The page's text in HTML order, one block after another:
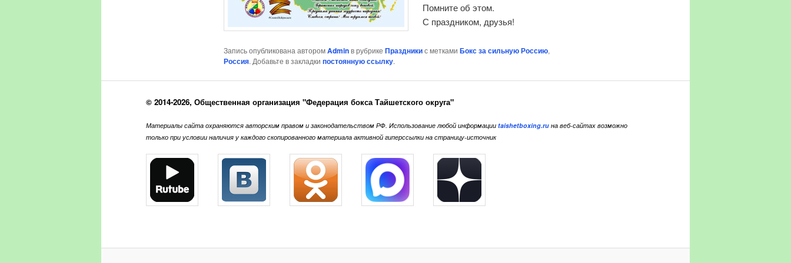
Помните об этом.
С праздником, друзья!
Запись опубликована авторомAdminв рубрике Праздникис метками Бокс за сильную Россию,
Россия. Добавьте в закладки постоянную ссылку.
© 2014-2026, Общественная организация "Федерация бокса Тайшетского округа"
Материалы сайта охраняются авторским правом и законодательством РФ. Использование любой информации taishetboxing.ru на веб-сайтах возможно
только при условии наличия у каждого скопированного материала активной гиперссылки на страницу-источник